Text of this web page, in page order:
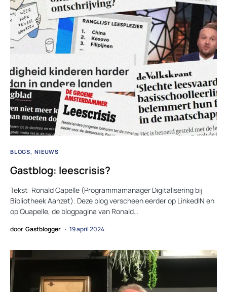
BLOGS NIEUWS
Gastblog: leescrisis?
Tekst: Ronald Capelle (Programmamanager Digitalisering bij
Bibliotheek Aanzet). Deze blog verscheen eerder op LinkedIN en
op Quapelle, de blogpagina van Ronald…
door Gastblogger 19 april 2024